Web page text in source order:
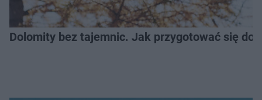
Dolomity bez tajemnic. Jak przygotować się do